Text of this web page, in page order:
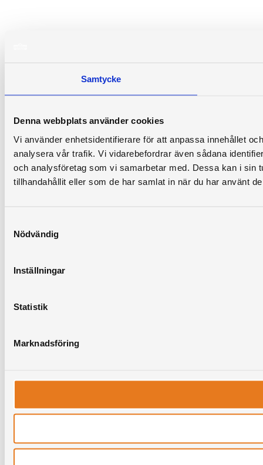
Samtycke
Denna webbplats använder cookies
Vi använder enhetsidentifierare för att anpassa innehållet
analysera vår trafik. Vi vidarebefordrar även sådana
och analysföretag som vi samarbetar med. Dessa kan i sin
tillhandahållit eller som de har samlat in när du har använt
Nödvändig
Inställningar
Statistik
Marknadsföring